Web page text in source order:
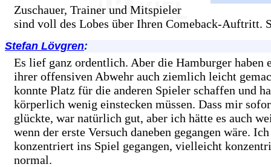
Zuschauer, Trainer und Mitspieler
sind voll des Lobes über Ihren Comeback-Auftritt.
Stefan Lövgren:
Es lief ganz ordentlich. Aber die Hamburger haben
ihrer offensiven Abwehr auch ziemlich leicht
konnte Platz für die anderen Spieler schaffen und
körperlich wenig einstecken müssen. Dass mir
glückte, war natürlich gut, aber ich hätte es auch
wenn der erste Versuch daneben gegangen wäre.
konzentriert ins Spiel gegangen, vielleicht
normal.